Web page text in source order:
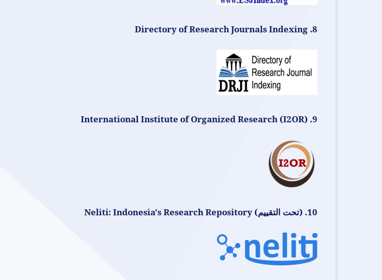
8. Directory of Research Journals Indexing
9. ​International Institute of Organized Research (I2OR)
10. (تحت التقييم) Neliti: Indonesia's Research Repository